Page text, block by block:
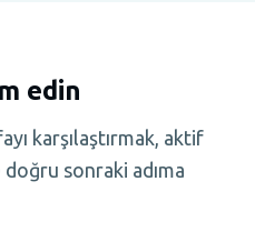
edin
karşılaştırmak, aktif
sonraki adıma